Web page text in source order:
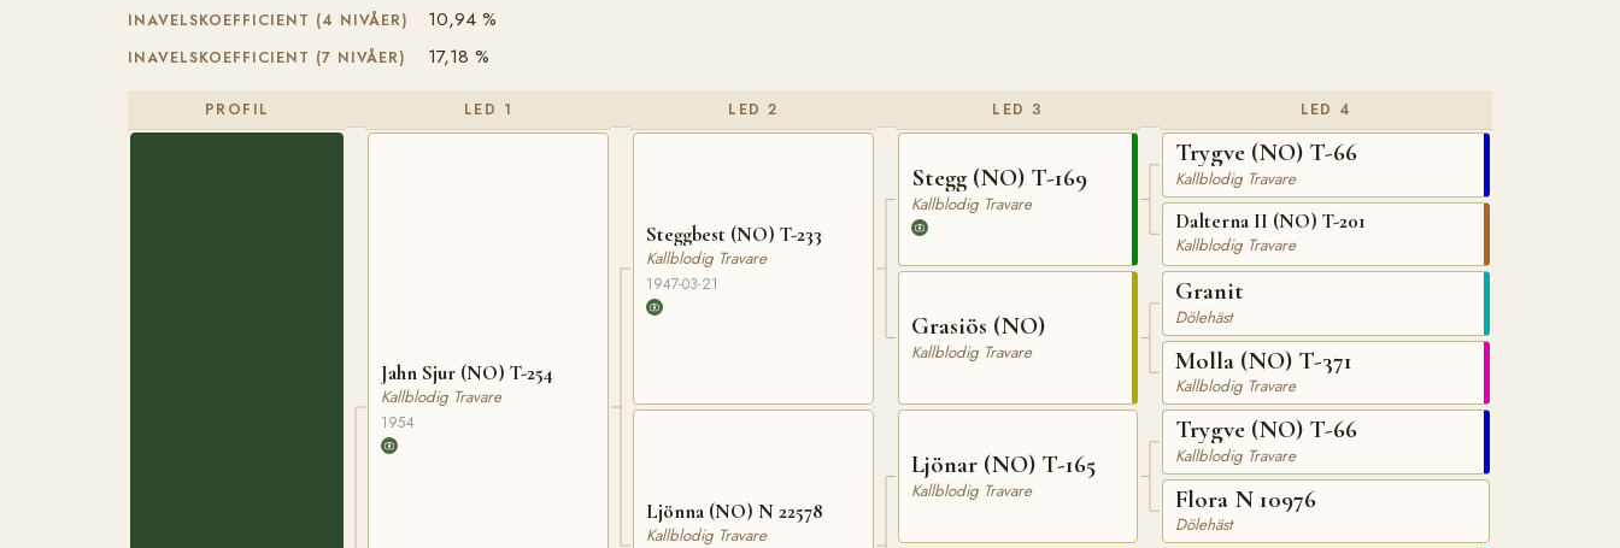
INAVELSKOEFFICIENT (4 NIVÅER) 10,94 %
INAVELSKOEFFICIENT (7 NIVÅER) 17,18 %
PROFIL LED 1
Jahn Sjur (NO) T-254
Kallblodig Travare
1954
LED 2
Steggbest (NO) T-233
Kallblodig Travare
1947-03-21
Ljönna (NO) N 22578
Kallblodig Travare
LED 3
Stegg (NO) T-169
Kallblodig Travare
Grasiös (NO)
Kallblodig Travare
Ljönar (NO) T-165
Kallblodig Travare
LED 4
Trygve (NO) T-66
Kallblodig Travare
Dalterna II (NO) T-201
Kallblodig Travare
Granit
Dölehäst
Molla (NO) T-371
Kallblodig Travare
Trygve (NO) T-66
Kallblodig Travare
Flora N 10976
Dölehäst